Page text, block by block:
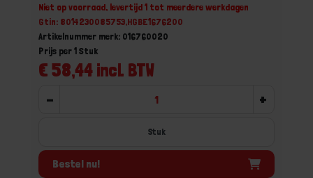
Niet op voorraad, levertijd 1 tot meerdere werkdagen
Gtin: 8014230085753,HGBE1676200
Artikelnummer merk: 016760020
€ 58,44 incl. BTW
Prijs per 1 Stuk
- +
Stuk
Bestel nu!